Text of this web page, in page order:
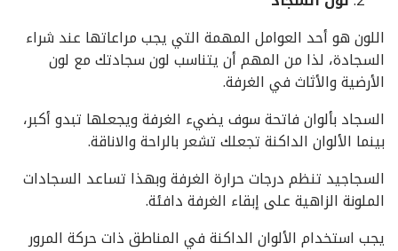
اللون هو أحد العوامل المهمة التي يجب مراعاتها عند شراء
السجادة، لذا من المهم أن يتناسب لون سجادتك مع لون
الأرضية والأثاث في الغرفة.
السجاد بألوان فاتحة سوف يضيء الغرفة ويجعلها تبدو أكبر،
بينما الألوان الداكنة تجعلك تشعر بالراحة والاناقة.
السجاجيد تنظم درجات حرارة الغرفة وبهذا تساعد السجادات
الملونة الزاهية على إبقاء الغرفة دافئة.
يجب استخدام الألوان الداكنة في المناطق ذات حركة المرور